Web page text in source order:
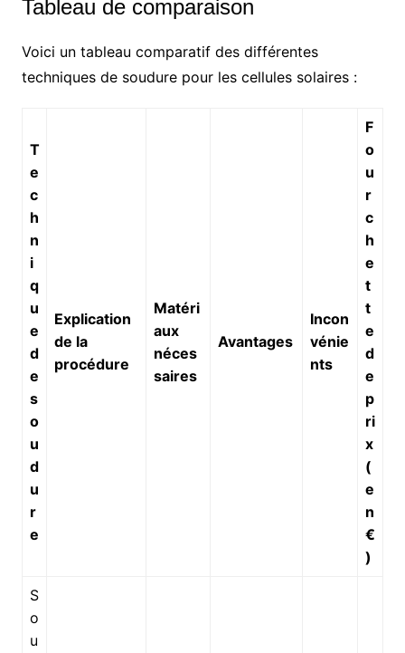
Tableau de comparaison
Voici un tableau comparatif des différentes
techniques de soudure pour les cellules solaires :
T
e
c
h
n
i
q
u
e
d
e
s
o
u
d
u
r
e
Explication
de la
procédure
Matéri
aux
néces
saires
Avantages
Incon
vénie
nts
F
o
u
r
c
h
e
t
t
e
d
e
p
ri
x
(
e
n
€
)
S
o
u